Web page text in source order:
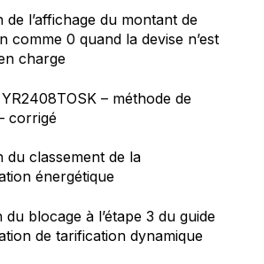
de l’affichage du montant de
comme 0 quand la devise n’est
charge
– méthode de
corrigé
du classement de la
énergétique
du blocage à l’étape 3 du guide
de tarification dynamique